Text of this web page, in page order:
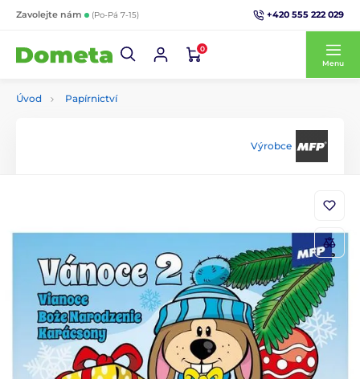
Zavolejte nám (Po-Pá 7-15) +420 555 222 029
0
Menu
Úvod Papírnictví
Výrobce